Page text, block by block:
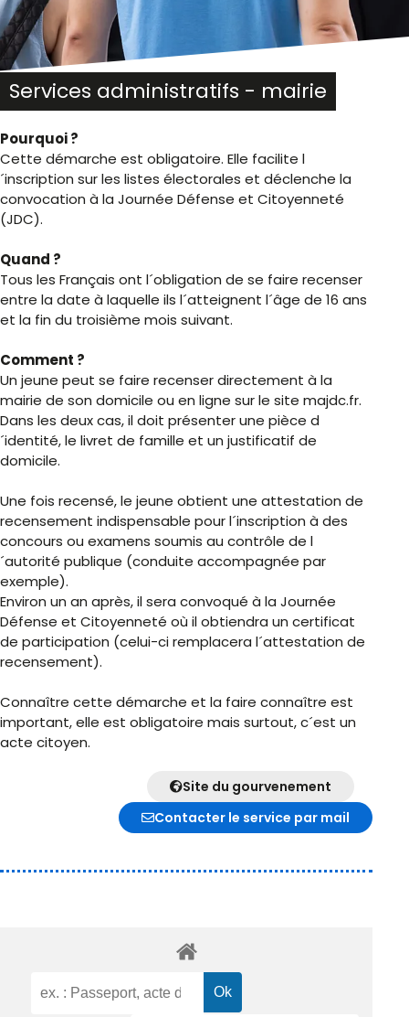
Services administratifs - mairie
Pourquoi ?
Cette démarche est obligatoire. Elle facilite l
´inscription sur les listes électorales et déclenche la
convocation à la Journée Défense et Citoyenneté
(JDC).
Quand ?
Tous les Français ont l´obligation de se faire recenser
entre la date à laquelle ils l´atteignent l´âge de 16 ans
et la fin du troisième mois suivant.
Comment ?
Un jeune peut se faire recenser directement à la
mairie de son domicile ou en ligne sur le site majdc.fr.
Dans les deux cas, il doit présenter une pièce d
´identité, le livret de famille et un justificatif de
domicile.
Une fois recensé, le jeune obtient une attestation de
recensement indispensable pour l´inscription à des
concours ou examens soumis au contrôle de l
´autorité publique (conduite accompagnée par
exemple).
Environ un an après, il sera convoqué à la Journée
Défense et Citoyenneté où il obtiendra un certificat
de participation (celui-ci remplacera l´attestation de
recensement).
Connaître cette démarche et la faire connaître est
important, elle est obligatoire mais surtout, c´est un
acte citoyen.
Site du gourvenement
Contacter le service par mail